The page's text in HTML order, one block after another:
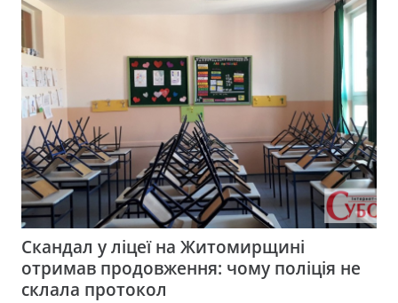
Скандал у ліцеї на Житомирщині
отримав продовження: чому поліція не
склала протокол